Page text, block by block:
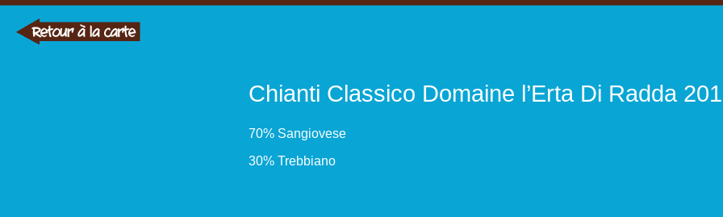
Chianti Classico Domaine l’Erta Di Radda
70% Sangiovese
30% Trebbiano